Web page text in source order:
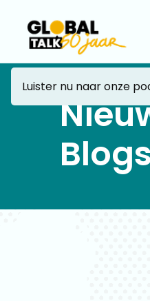
Luister nu naar onze
Blogs